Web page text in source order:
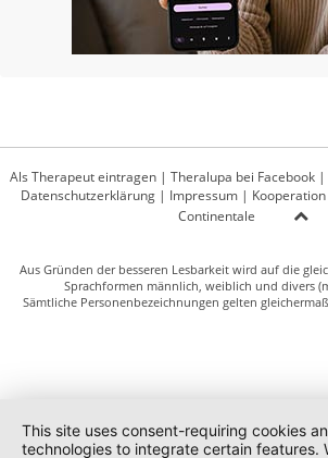
Als Therapeut eintragen | Theralupa bei Facebook |
Datenschutzerklärung| Impressum|
Continentale
Aus Gründen der besseren Lesbarkeit wird auf die
Sprachformen männlich, weiblich und divers
Sämtliche Personenbezeichnungen gelten
This site uses consent-requiring cookies
technologies to integrate certain features.